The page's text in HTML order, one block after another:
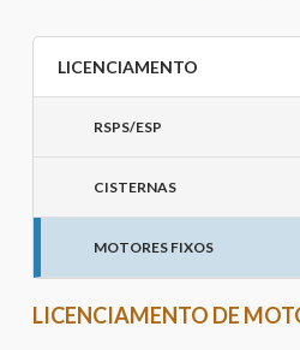
LICENCIAMENTO
RSPS/ESP
CISTERNAS
MOTORES FIXOS
LICENCIAMENTO DE